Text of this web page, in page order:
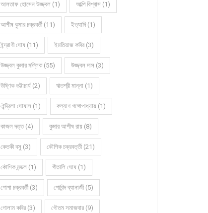
আলতাফ হোসেন উজ্জ্বল (1) আল্পি বিশ্বাস (1)
আশীষ কুমার চক্রবর্তী (11) ইত্যাদি (1)
ইন্দ্রাণী ঘোষ (11) ইমতিয়াজ কবির (3)
উজ্জ্বল কুমার মল্লিক (55) উজ্জ্বল দাস (3)
উষ্ণিক ভট্টাচার্য (2) ঋতশ্রী মান্না (1)
ঐন্দ্রিলা ঘোষাল (1) কল্যাণ গঙ্গোপাধ্যায় (1)
কাজল দত্ত (4) কুমার আশীষ রায় (8)
কেতকী বসু (3) কৌশিক চক্রবর্ত্তী (21)
কৌশিক মন্ডল (1) গীতালি ঘোষ (1)
গোপা চক্রবর্তী (3) গোবিন্দ ব্যানার্জী (5)
গোলাম কবির (3) গৌতম সমাজদার (9)